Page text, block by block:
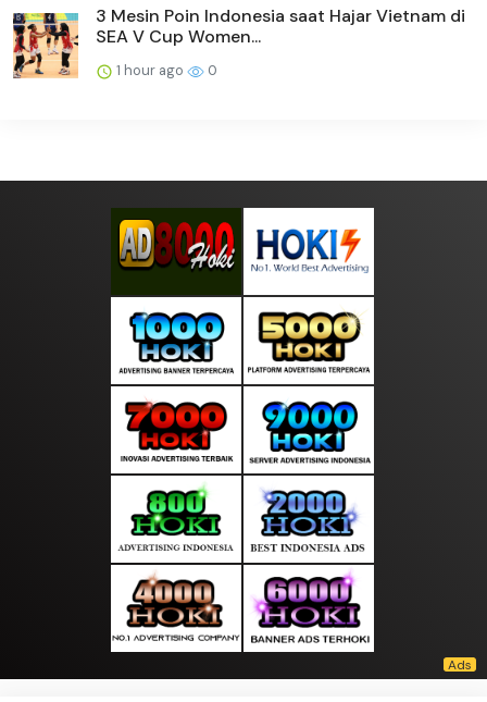
3 Mesin Poin Indonesia saat Hajar Vietnam di
SEA V Cup Women...
1 hour ago 0